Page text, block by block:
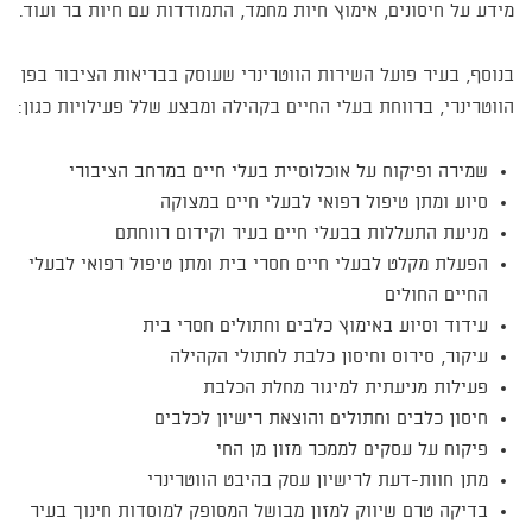
מידע על חיסונים, אימוץ חיות מחמד, התמודדות עם חיות בר ועוד.
בנוסף, בעיר פועל השירות הווטרינרי שעוסק בבריאות הציבור בפן
הווטרינרי, ברווחת בעלי החיים בקהילה ומבצע שלל פעילויות כגון:
שמירה ופיקוח על אוכלוסיית בעלי חיים במרחב הציבורי
סיוע ומתן טיפול רפואי לבעלי חיים במצוקה
מניעת התעללות בבעלי חיים בעיר וקידום רווחתם
הפעלת מקלט לבעלי חיים חסרי בית ומתן טיפול רפואי לבעלי
החיים החולים
עידוד וסיוע באימוץ כלבים וחתולים חסרי בית
עיקור, סירוס וחיסון כלבת לחתולי הקהילה
פעילות מניעתית למיגור מחלת הכלבת
חיסון כלבים וחתולים והוצאת רישיון לכלבים
פיקוח על עסקים לממכר מזון מן החי
מתן חוות-דעת לרישיון עסק בהיבט הווטרינרי
​בדיקה טרם שיווק למזון מבושל המסופק למוסדות חינוך בעיר